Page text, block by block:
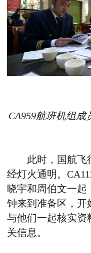
CA959航班机组成
此时，国航飞行
经灯火通明。
晓宇和周伯文一起
钟来到准备区，开
与他们一起核实资
关信息。